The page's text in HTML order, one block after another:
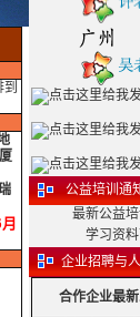
公益培训通
最新公益
学习资
企业招聘与
合作企业最